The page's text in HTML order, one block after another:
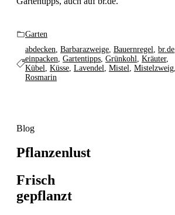
Garten
abdecken Barbarazweige, Bauernregel br.de,
einpacken Gartentipps, Grünkohl Kräuter,
Kübel Küsse, Lavendel Mistel Mistelzweig,
Rosmarin
Blog
Pflanzenlust
Frisch
gepflanzt